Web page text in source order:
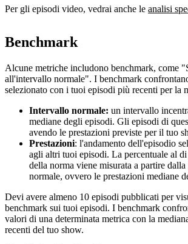
Per gli episodi video, vedrai anche le analisi
Benchmark
Alcune metriche includono benchmark, come
all'intervallo normale". I benchmark
selezionato con i tuoi episodi più recenti per la
Intervallo normale: un intervallo
mediane degli episodi. Gli episodi di
avendo le prestazioni previste per il tuo
Prestazioni: l'andamento dell'episodio
agli altri tuoi episodi. La percentuale al
della norma viene misurata a partire
normale, ovvero le prestazioni mediane
Devi avere almeno 10 episodi pubblicati per
benchmark sui tuoi episodi. I benchmark
valori di una determinata metrica con la
recenti del tuo show.